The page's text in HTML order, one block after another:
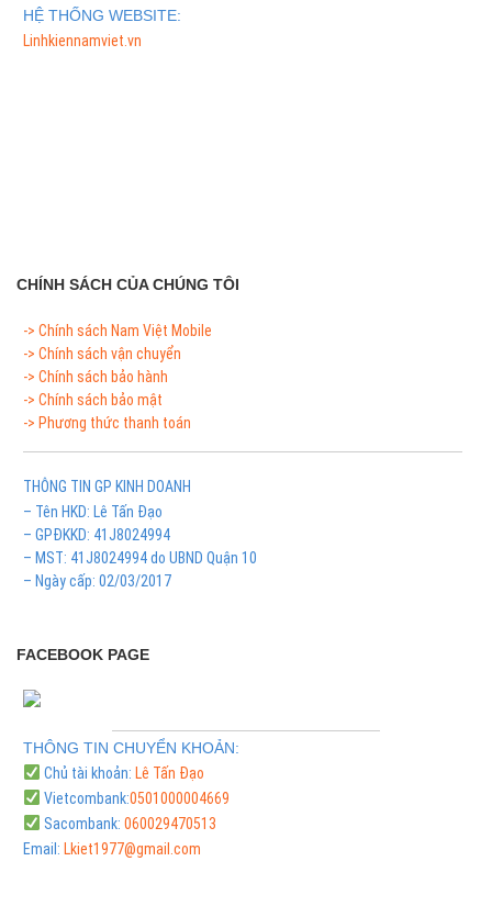
HỆ THỐNG WEBSITE:
Linhkiennamviet.vn
CHÍNH SÁCH CỦA CHÚNG TÔI
-> Chính sách Nam Việt Mobile
-> Chính sách vận chuyển
-> Chính sách bảo hành
-> Chính sách bảo mật
-> Phương thức thanh toán
THÔNG TIN GP KINH DOANH
– Tên HKD: Lê Tấn Đạo
– GPĐKKD: 41J8024994
– MST: 41J8024994 do UBND Quận 10
– Ngày cấp: 02/03/2017
FACEBOOK PAGE
THÔNG TIN CHUYỂN KHOẢN:
Chủ tài khoản: Lê Tấn Đạo
Vietcombank:0501000004669
Sacombank: 060029470513
Email: Lkiet1977@gmail.com